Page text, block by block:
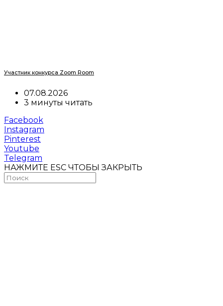
Участник конкурса Zoom Room
07.08.2026
3 минуты читать
Facebook
Instagram
Pinterest
Youtube
Telegram
НАЖМИТЕ ESC ЧТОБЫ ЗАКРЫТЬ